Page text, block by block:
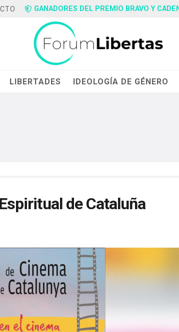
GANADORES DEL PREMIO BRAVO Y
LIBERTADES IDEOLOGÍA DE GÉNERO
de Cataluña